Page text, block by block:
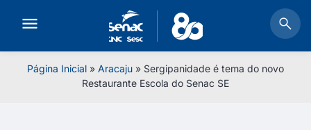
Página Inicial » Aracaju » Sergipanidade é tema do novo
Restaurante Escola do Senac SE